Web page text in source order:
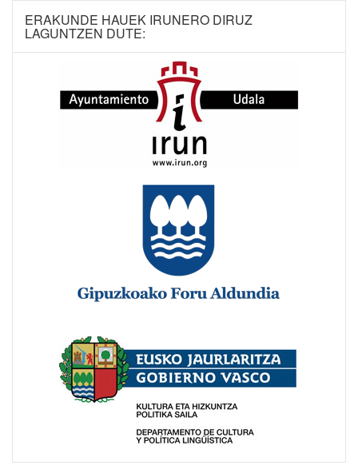
ERAKUNDE HAUEK IRUNERO DIRUZ
LAGUNTZEN DUTE: